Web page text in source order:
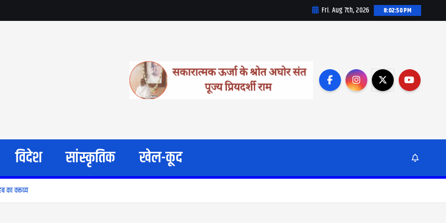
Fri. Aug 7th, 2026 8:02:52 PM
विदेश सांस्कृतिक खेल-कूद
का वक्तव्य